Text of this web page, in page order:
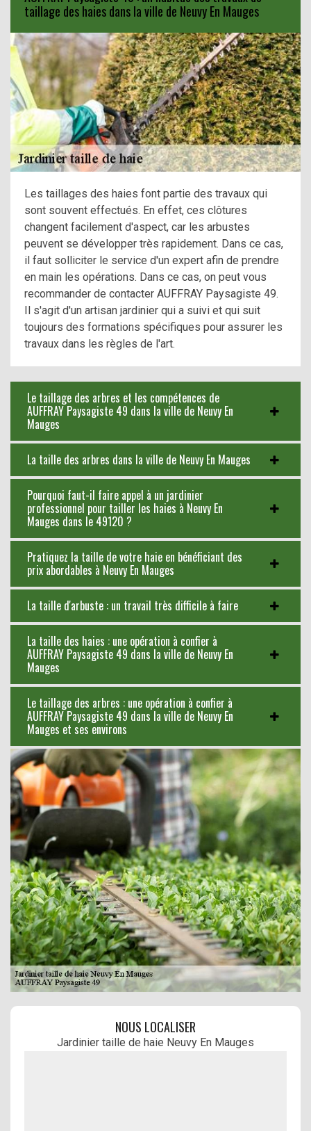
taillage des haies dans la ville de Neuvy En Mauges
Les taillages des haies font partie des travaux qui
sont souvent effectués. En effet, ces clôtures
changent facilement d'aspect, car les arbustes
peuvent se développer très rapidement. Dans ce cas,
il faut solliciter le service d'un expert afin de prendre
en main les opérations. Dans ce cas, on peut vous
recommander de contacter AUFFRAY Paysagiste 49.
Il s'agit d'un artisan jardinier qui a suivi et qui suit
toujours des formations spécifiques pour assurer les
travaux dans les règles de l'art.
Le taillage des arbres et les compétences de
AUFFRAY Paysagiste 49 dans la ville de Neuvy En
Mauges
La taille des arbres dans la ville de Neuvy En Mauges
Pourquoi faut-il faire appel à un jardinier
professionnel pour tailler les haies à Neuvy En
Mauges dans le 49120 ?
Pratiquez la taille de votre haie en bénéficiant des
prix abordables à Neuvy En Mauges
La taille d'arbuste : un travail très difficile à faire
La taille des haies : une opération à confier à
AUFFRAY Paysagiste 49 dans la ville de Neuvy En
Mauges
Le taillage des arbres : une opération à confier à
AUFFRAY Paysagiste 49 dans la ville de Neuvy En
Mauges et ses environs
NOUS LOCALISER
Jardinier taille de haie Neuvy En Mauges